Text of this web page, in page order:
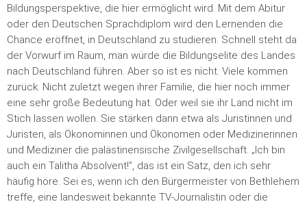
Bildungsperspektive, die hier ermöglicht wird. Mit dem Abitur
oder den Deutschen Sprachdiplom wird den Lernenden die
Chance eröffnet, in Deutschland zu studieren. Schnell steht da
der Vorwurf im Raum, man würde die Bildungselite des Landes
nach Deutschland führen. Aber so ist es nicht. Viele kommen
zurück. Nicht zuletzt wegen ihrer Familie, die hier noch immer
eine sehr große Bedeutung hat. Oder weil sie ihr Land nicht im
Stich lassen wollen. Sie stärken dann etwa als Juristinnen und
Juristen, als Ökonominnen und Ökonomen oder Medizinerinnen
und Mediziner die palästinensische Zivilgesellschaft. „Ich bin
auch ein Talitha Absolvent!”, das ist ein Satz, den ich sehr
häufig höre. Sei es, wenn ich den Bürgermeister von Bethlehem
treffe, eine landesweit bekannte TV-Journalistin oder die